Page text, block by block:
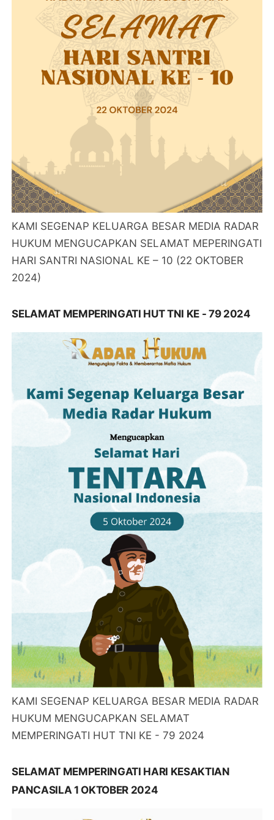
KAMI SEGENAP KELUARGA BESAR MEDIA RADAR
HUKUM MENGUCAPKAN SELAMAT MEPERINGATI
HARI SANTRI NASIONAL KE – 10 (22 OKTOBER
2024)
SELAMAT MEMPERINGATI HUT TNI KE - 79 2024
KAMI SEGENAP KELUARGA BESAR MEDIA RADAR
HUKUM MENGUCAPKAN SELAMAT
MEMPERINGATI HUT TNI KE - 79 2024
SELAMAT MEMPERINGATI HARI KESAKTIAN
PANCASILA 1 OKTOBER 2024